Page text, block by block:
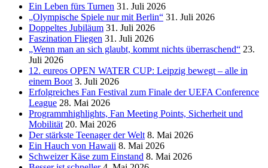
Ein Leben fürs Turnen 31. Juli 2026
„Olympische Spiele nur mit Berlin“ 31. Juli 2026
Doppeltes Jubiläum 31. Juli 2026
Faszination Fliegen 31. Juli 2026
„Wenn man an sich glaubt, kommt nichts überraschend“ 23.
Juli 2026
12. eureos OPEN WATER CUP: Leipzig bewegt – alle in
einem Boot 3. Juli 2026
Erfolgreiches Fan Festival zum Finale der UEFA Conference
League 28. Mai 2026
Programmhighlights, Fan Meeting Points, Sicherheit und
Mobilität 20. Mai 2026
Der stärkste Teenager der Welt 8. Mai 2026
Ein Hauch von Hawaii 8. Mai 2026
Schweizer Käse zum Einstand 8. Mai 2026